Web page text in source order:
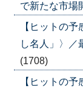
で新たな市場
【ヒットの
し名人」〉／
(1708)
【ヒットの